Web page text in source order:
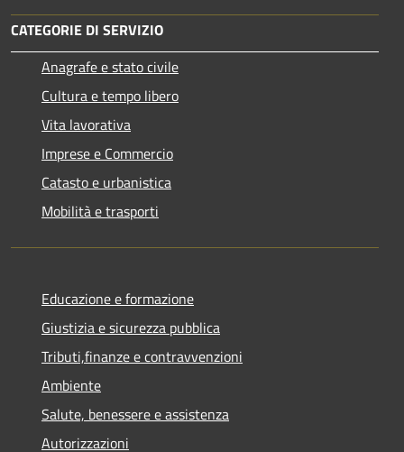
CATEGORIE DI SERVIZIO
Anagrafe e stato civile
Cultura e tempo libero
Vita lavorativa
Imprese e Commercio
Catasto e urbanistica
Mobilità e trasporti
Educazione e formazione
Giustizia e sicurezza pubblica
Tributi,finanze e contravvenzioni
Ambiente
Salute, benessere e assistenza
Autorizzazioni